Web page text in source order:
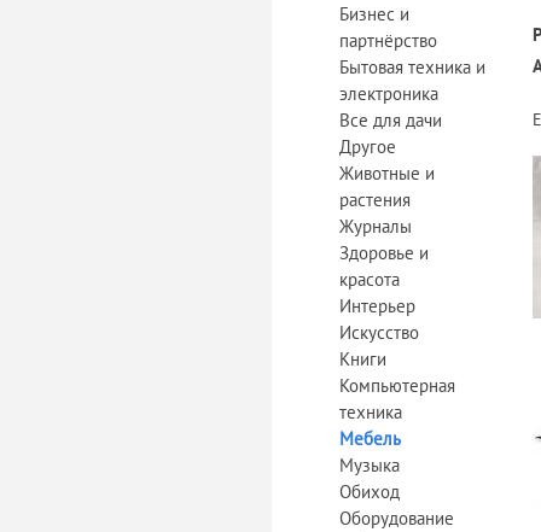
Бизнес и
партнёрство
Бытовая техника и
электроника
Все для дачи
Другое
Животные и
растения
Журналы
Здоровье и
красота
Интерьер
Искусство
Книги
Компьютерная
техника
Мебель
Музыка
Обиход
Оборудование